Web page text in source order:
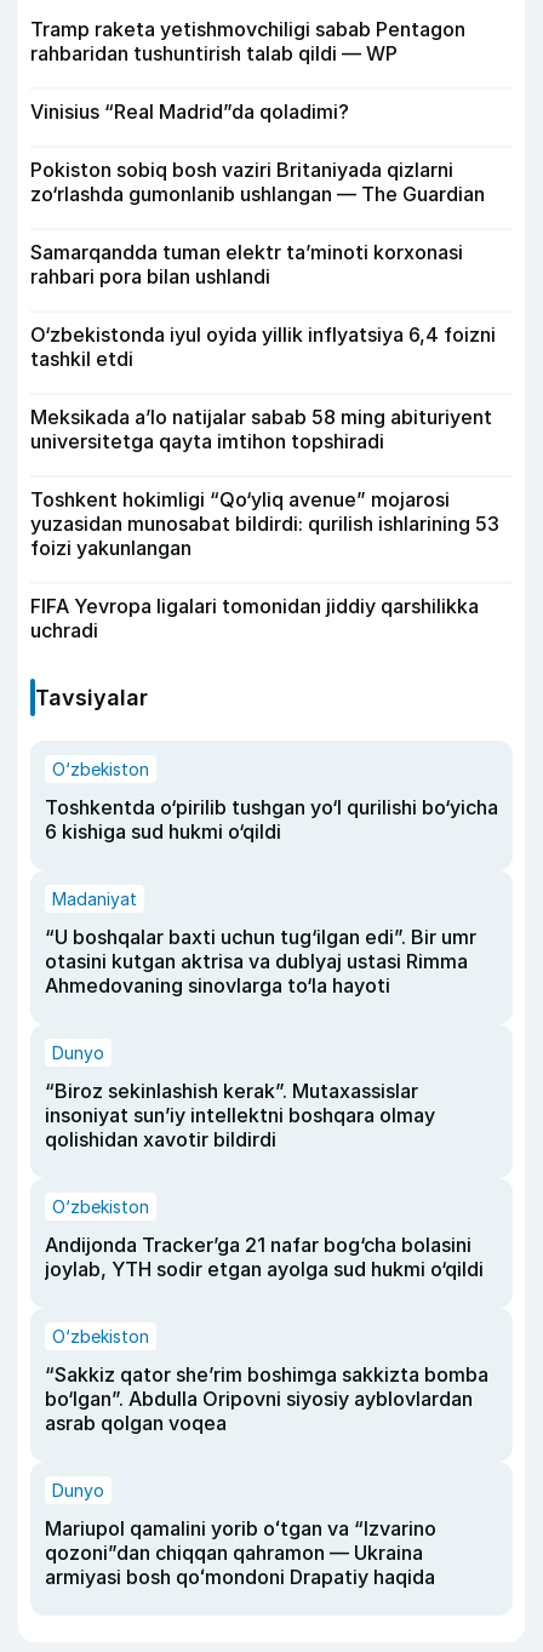
Tramp raketa yetishmovchiligi sabab Pentagon
rahbaridan tushuntirish talab qildi — WP
Vinisius “Real Madrid”da qoladimi?
Pokiston sobiq bosh vaziri Britaniyada qizlarni
zo‘rlashda gumonlanib ushlangan — The Guardian
Samarqandda tuman elektr ta’minoti korxonasi
rahbari pora bilan ushlandi
O‘zbekistonda iyul oyida yillik inflyatsiya 6,4 foizni
tashkil etdi
Meksikada a’lo natijalar sabab 58 ming abituriyent
universitetga qayta imtihon topshiradi
Toshkent hokimligi “Qo‘yliq avenue” mojarosi
yuzasidan munosabat bildirdi: qurilish ishlarining 53
foizi yakunlangan
FIFA Yevropa ligalari tomonidan jiddiy qarshilikka
uchradi
Tavsiyalar
O‘zbekiston
Toshkentda o‘pirilib tushgan yo‘l qurilishi bo‘yicha
6 kishiga sud hukmi o‘qildi
Madaniyat
“U boshqalar baxti uchun tug‘ilgan edi”. Bir umr
otasini kutgan aktrisa va dublyaj ustasi Rimma
Ahmedovaning sinovlarga to‘la hayoti
Dunyo
“Biroz sekinlashish kerak”. Mutaxassislar
insoniyat sun’iy intellektni boshqara olmay
qolishidan xavotir bildirdi
O‘zbekiston
Andijonda Tracker’ga 21 nafar bog‘cha bolasini
joylab, YTH sodir etgan ayolga sud hukmi o‘qildi
O‘zbekiston
“Sakkiz qator she’rim boshimga sakkizta bomba
bo‘lgan”. Abdulla Oripovni siyosiy ayblovlardan
asrab qolgan voqea
Dunyo
Mariupol qamalini yorib oʻtgan va “Izvarino
qozoni”dan chiqqan qahramon — Ukraina
armiyasi bosh qoʻmondoni Drapatiy haqida